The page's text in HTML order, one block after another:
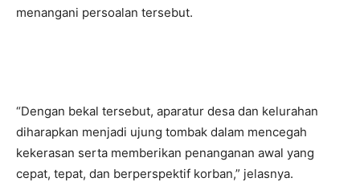
menangani persoalan tersebut.
“Dengan bekal tersebut, aparatur desa dan kelurahan
diharapkan menjadi ujung tombak dalam mencegah
kekerasan serta memberikan penanganan awal yang
cepat, tepat, dan berperspektif korban,” jelasnya.